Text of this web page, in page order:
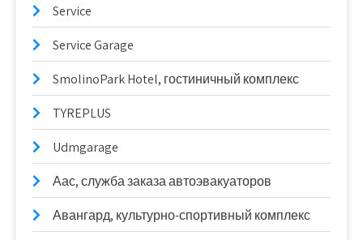
Service
Service Garage
SmolinoPark Hotel, гостиничный комплекс
TYREPLUS
Udmgarage
Аас, служба заказа автоэвакуаторов
Авангард, культурно-спортивный комплекс